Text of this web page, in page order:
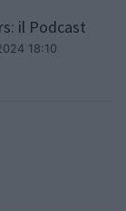
il Podcast
18:10